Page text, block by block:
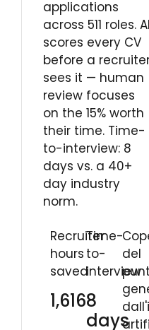
applications
across 511 roles. AI
scores every CV
before a
sees it — human
review focuses
on the 15% worth
their time. Time-
to-interview: 8
days vs. a 40+
day industry
norm.
Recruiter
hours
saved
1,616
Time-
to-
interview
8
days
del